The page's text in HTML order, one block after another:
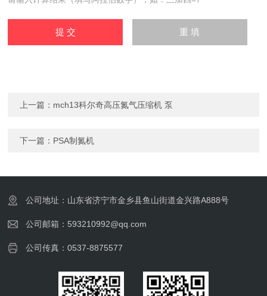
上一篇： mch13科尔奇高压氮气压缩机 泵
下一篇： PSA制氮机
公司地址：山东省济宁市金乡县鱼山街道金兴路A888号
公司邮箱：593210992@qq.com
公司传真：0537-8875577